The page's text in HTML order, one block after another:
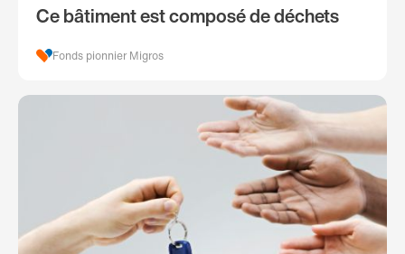
Ce bâtiment est composé de déchets
Fonds pionnier Migros